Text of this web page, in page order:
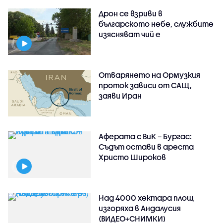
Дрон се взриви в
българското небе, службите
изясняват чий е
Отварянето на Ормузкия
проток зависи от САЩ,
заяви Иран
Аферата с ВиК – Бургас:
Съдът остави в ареста
Христо Широков
Над 4000 хектара площ
изгоряха в Андалусия
(ВИДЕО+СНИМКИ)